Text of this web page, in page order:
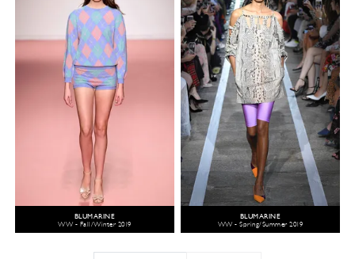
BLUMARINE
WW - Fall/Winter 2019
BLUMARINE
WW - Spring/Summer 2019